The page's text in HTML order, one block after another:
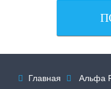
 Главная  Альфа